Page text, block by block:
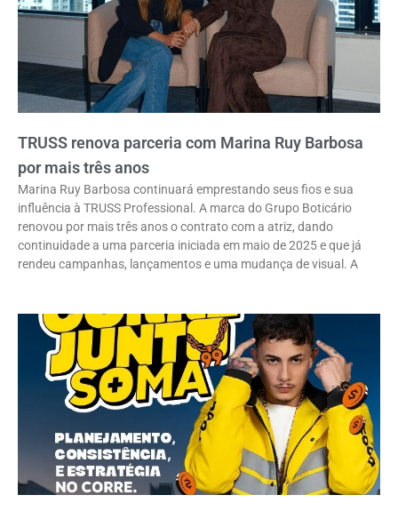
TRUSS renova parceria com Marina Ruy Barbosa
por mais três anos
Marina Ruy Barbosa continuará emprestando seus fios e sua
influência à TRUSS Professional. A marca do Grupo Boticário
renovou por mais três anos o contrato com a atriz, dando
continuidade a uma parceria iniciada em maio de 2025 e que já
rendeu campanhas, lançamentos e uma mudança de visual. A